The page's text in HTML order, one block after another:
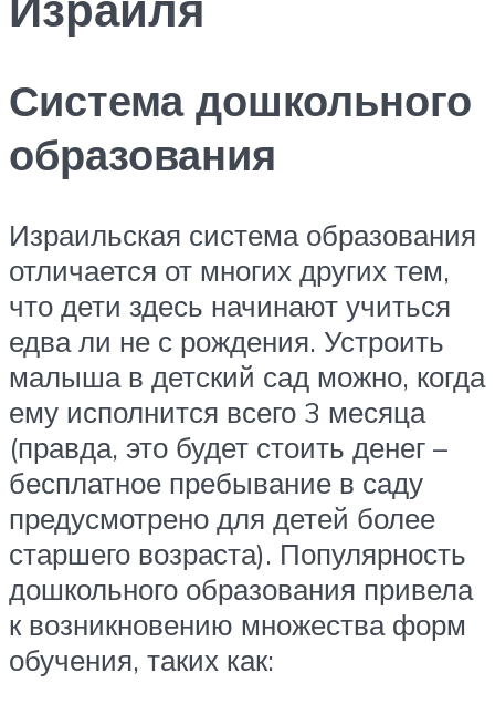
Система дошкольного
образования
Израильская система образования
отличается от многих других тем,
что дети здесь начинают учиться
едва ли не с рождения. Устроить
малыша в детский сад можно, когда
ему исполнится всего 3 месяца
(правда, это будет стоить денег –
бесплатное пребывание в саду
предусмотрено для детей более
старшего возраста). Популярность
дошкольного образования привела
к возникновению множества форм
обучения, таких как: